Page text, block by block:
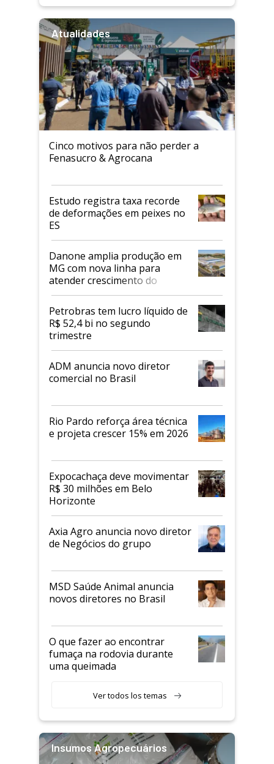
Atualidades
Cinco motivos para não perder a
Fenasucro & Agrocana
Estudo registra taxa recorde
de deformações em peixes no
ES
Danone amplia produção em
MG com nova linha para
atender crescimento do
mercado de alimentos
proteicos
Petrobras tem lucro líquido de
R$ 52,4 bi no segundo
trimestre
ADM anuncia novo diretor
comercial no Brasil
Rio Pardo reforça área técnica
e projeta crescer 15% em 2026
Expocachaça deve movimentar
R$ 30 milhões em Belo
Horizonte
Axia Agro anuncia novo diretor
de Negócios do grupo
MSD Saúde Animal anuncia
novos diretores no Brasil
O que fazer ao encontrar
fumaça na rodovia durante
uma queimada
Ver todos los temas
Insumos Agropecuários